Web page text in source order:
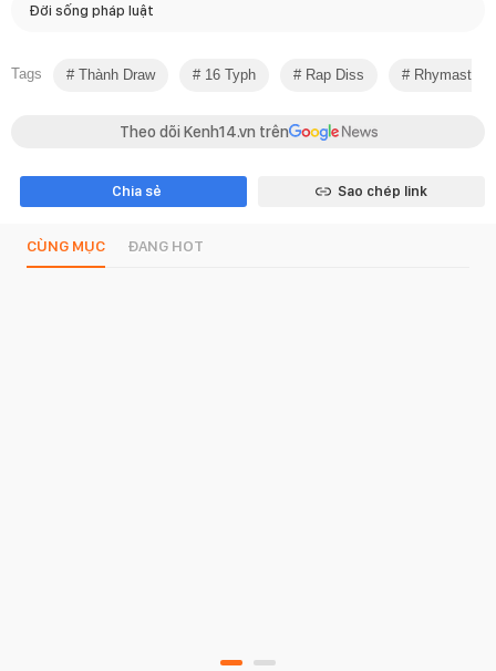
Đời sống pháp luật
Tags Thành Draw 16 Typh Rap Diss Rhymastic
Theo dõi Kenh14.vn trên
Chia sẻ Sao chép link
CÙNG MỤC ĐANG HOT